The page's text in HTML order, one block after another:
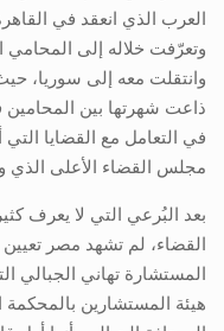
وتعرّفت خلاله إلى
وانتقلت معه إلى سوريا،
ذاعت شهرتها بين المحامين
في التعامل مع القضايا
مجلس القضاء الأعلى الذي
بعد البُرعي التي لا يعرف
المستشارة تهاني الجبالي
هيئة المستشارين بالمحكمة